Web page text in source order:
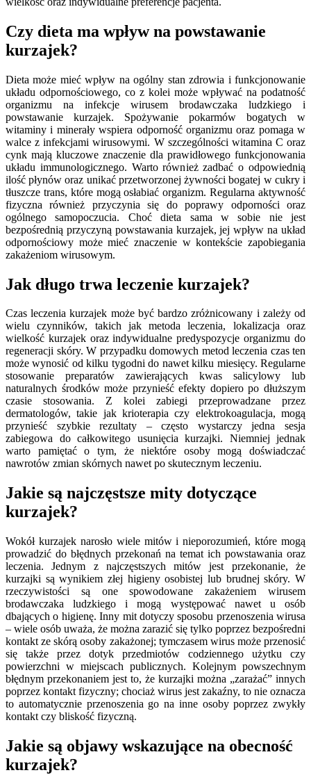
Czy dieta ma wpływ na powstawanie
kurzajek?
Dieta może mieć wpływ na ogólny stan zdrowia i funkcjonowanie
układu odpornościowego, co z kolei może wpływać na podatność
organizmu na infekcje wirusem brodawczaka ludzkiego i
powstawanie kurzajek. Spożywanie pokarmów bogatych w
witaminy i minerały wspiera odporność organizmu oraz pomaga w
walce z infekcjami wirusowymi. W szczególności witamina C oraz
cynk mają kluczowe znaczenie dla prawidłowego funkcjonowania
układu immunologicznego. Warto również zadbać o odpowiednią
ilość płynów oraz unikać przetworzonej żywności bogatej w cukry i
tłuszcze trans, które mogą osłabiać organizm. Regularna aktywność
fizyczna również przyczynia się do poprawy odporności oraz
ogólnego samopoczucia. Choć dieta sama w sobie nie jest
bezpośrednią przyczyną powstawania kurzajek, jej wpływ na układ
odpornościowy może mieć znaczenie w kontekście zapobiegania
zakażeniom wirusowym.
Jak długo trwa leczenie kurzajek?
Czas leczenia kurzajek może być bardzo zróżnicowany i zależy od
wielu czynników, takich jak metoda leczenia, lokalizacja oraz
wielkość kurzajek oraz indywidualne predyspozycje organizmu do
regeneracji skóry. W przypadku domowych metod leczenia czas ten
może wynosić od kilku tygodni do nawet kilku miesięcy. Regularne
stosowanie preparatów zawierających kwas salicylowy lub
naturalnych środków może przynieść efekty dopiero po dłuższym
czasie stosowania. Z kolei zabiegi przeprowadzane przez
dermatologów, takie jak krioterapia czy elektrokoagulacja, mogą
przynieść szybkie rezultaty – często wystarczy jedna sesja
zabiegowa do całkowitego usunięcia kurzajki. Niemniej jednak
warto pamiętać o tym, że niektóre osoby mogą doświadczać
nawrotów zmian skórnych nawet po skutecznym leczeniu.
Jakie są najczęstsze mity dotyczące
kurzajek?
Wokół kurzajek narosło wiele mitów i nieporozumień, które mogą
prowadzić do błędnych przekonań na temat ich powstawania oraz
leczenia. Jednym z najczęstszych mitów jest przekonanie, że
kurzajki są wynikiem złej higieny osobistej lub brudnej skóry. W
rzeczywistości są one spowodowane zakażeniem wirusem
brodawczaka ludzkiego i mogą występować nawet u osób
dbających o higienę. Inny mit dotyczy sposobu przenoszenia wirusa
– wiele osób uważa, że można zarazić się tylko poprzez bezpośredni
kontakt ze skórą osoby zakażonej; tymczasem wirus może przenosić
się także przez dotyk przedmiotów codziennego użytku czy
powierzchni w miejscach publicznych. Kolejnym powszechnym
błędnym przekonaniem jest to, że kurzajki można „zarażać” innych
poprzez kontakt fizyczny; chociaż wirus jest zakaźny, to nie oznacza
to automatycznie przenoszenia go na inne osoby poprzez zwykły
kontakt czy bliskość fizyczną.
Jakie są objawy wskazujące na obecność
kurzajek?